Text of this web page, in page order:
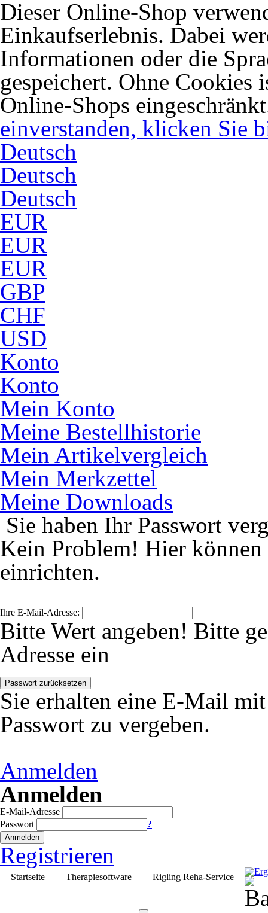
Dieser Online-Shop
Einkaufserlebnis. Dabei
Informationen oder die
gespeichert. Ohne Cookies
Online-Shops
einverstanden, klicken Sie
Deutsch
Deutsch
Deutsch
EUR
EUR
EUR
GBP
CHF
USD
Konto
Konto
Mein Konto
Meine Bestellhistorie
Mein Artikelvergleich
Mein Merkzettel
Meine Downloads
Sie haben Ihr Passwort
Kein Problem! Hier können
einrichten.
Ihre E-Mail-Adresse:
Bitte Wert angeben! Bitte
Adresse ein
Passwort zurücksetzen
Sie erhalten eine E-Mail
Passwort zu vergeben.
Anmelden
Anmelden
E-Mail-Adresse
Passwort
?
Anmelden
Registrieren
Startseite Therapiesoftware Rigling Reha-Service